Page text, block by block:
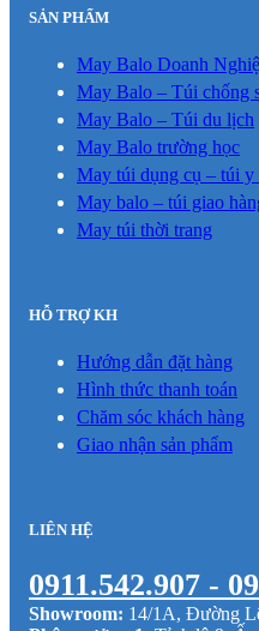
SẢN PHẨM
May Balo Doanh
May Balo – Túi chống
May Balo – Túi du lịch
May Balo trường học
May túi dụng cụ – túi y
May balo – túi giao
May túi thời trang
HỖ TRỢ KH
Hướng dẫn đặt hàng
Hình thức thanh toán
Chăm sóc khách hàng
Giao nhận sản phẩm
LIÊN HỆ
0911.542.907 -
Showroom: 14/1A, Đường